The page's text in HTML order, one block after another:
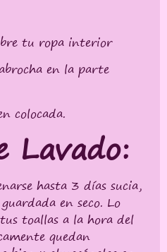
tu ropa interior
en la parte
colocada.
Lavado:
hasta 3 días sucia,
en seco. Lo
toallas a la hora del
quedan